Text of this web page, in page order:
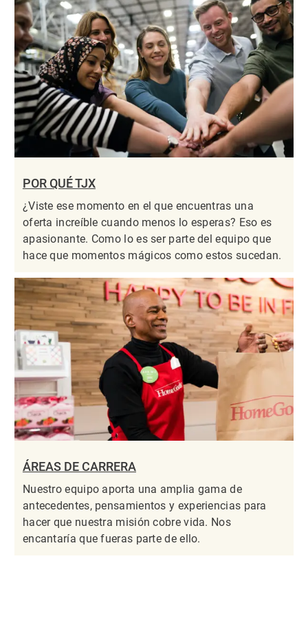
POR QUÉ TJX
¿Viste ese momento en el que encuentras una
oferta increíble cuando menos lo esperas? Eso es
apasionante. Como lo es ser parte del equipo que
hace que momentos mágicos como estos sucedan.
ÁREAS DE CARRERA
Nuestro equipo aporta una amplia gama de
antecedentes, pensamientos y experiencias para
hacer que nuestra misión cobre vida. Nos
encantaría que fueras parte de ello.